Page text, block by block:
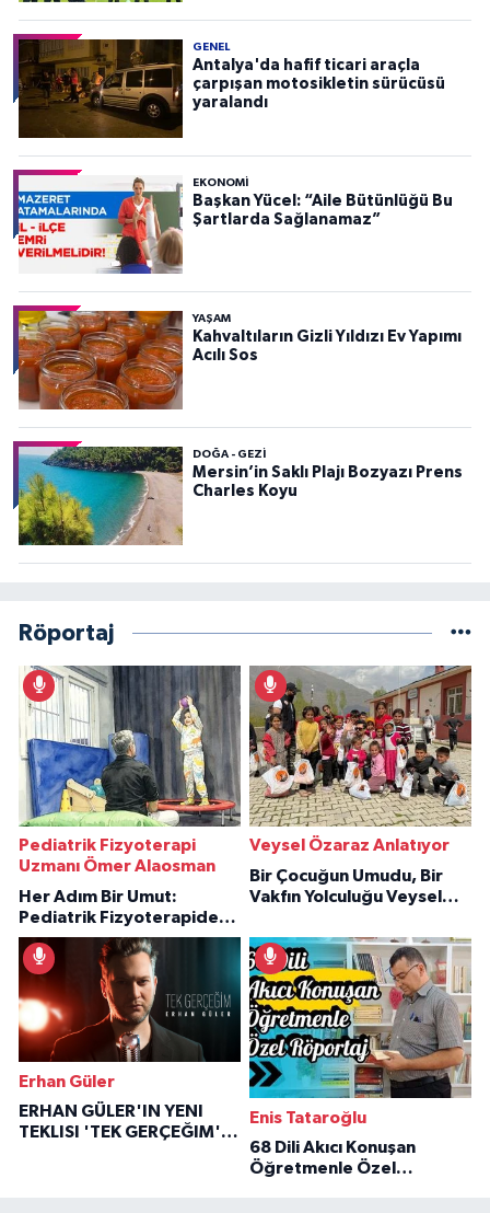
GENEL
Antalya'da hafif ticari araçla
çarpışan motosikletin sürücüsü
yaralandı
EKONOMI
Başkan Yücel: “Aile Bütünlüğü Bu
Şartlarda Sağlanamaz”
YAŞAM
Kahvaltıların Gizli Yıldızı Ev Yapımı
Acılı Sos
DOĞA - GEZI
Mersin’in Saklı Plajı Bozyazı Prens
Charles Koyu
Röportaj
Pediatrik Fizyoterapi
Uzmanı Ömer Alaosman
Her Adım Bir Umut:
Pediatrik Fizyoterapiden
İlham Veren Hikâyeler
Veysel Özaraz Anlatıyor
Bir Çocuğun Umudu, Bir
Vakfın Yolculuğu Veysel
Erhan Güler
ERHAN GÜLER'IN YENI
TEKLISI 'TEK GERÇEĞIM'LE
Enis Tataroğlu
68 Dili Akıcı Konuşan
Öğretmenle Özel